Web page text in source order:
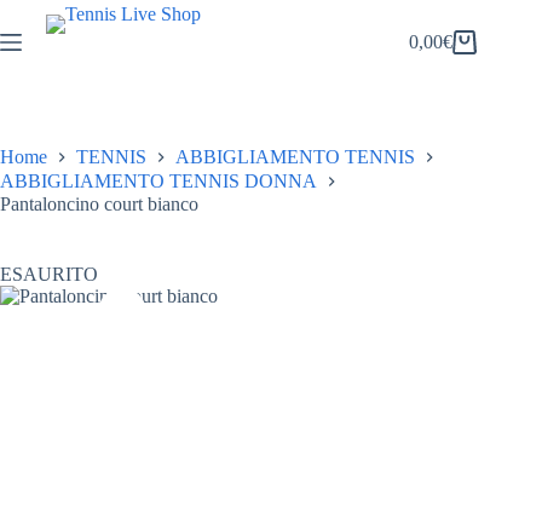
al
contenuto
Carrello
0,00€
Home TENNIS
ABBIGLIAMENTO TENNIS
ABBIGLIAMENTO TENNIS DONNA
Pantaloncino court bianco
ESAURITO